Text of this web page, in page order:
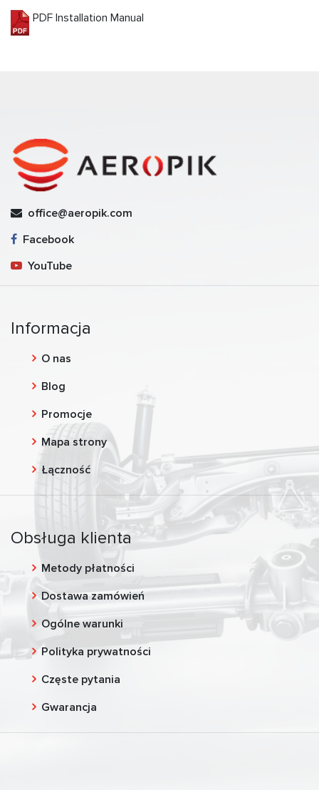
PDF Installation Manual
office@aeropik.com
Facebook
YouTube
Informacja
O nas
Blog
Promocje
Mapa strony
Łączność
Obsługa klienta
Metody płatności
Dostawa zamówień
Ogólne warunki
Polityka prywatności
Częste pytania
Gwarancja